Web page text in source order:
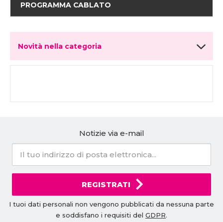
PROGRAMMA CABLATO
Novità nella categoria
Notizie via e-mail
REGISTRATI
I tuoi dati personali non vengono pubblicati da nessuna parte
e soddisfano i requisiti del GDPR.